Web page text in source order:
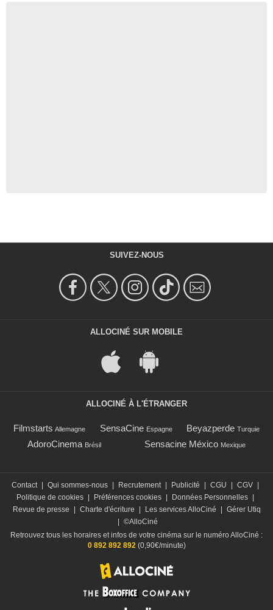
SUIVEZ-NOUS
ALLOCINÉ SUR MOBILE
ALLOCINÉ À L'ÉTRANGER
Filmstarts Allemagne SensaCine Espagne Beyazperde Turquie
AdoroCinema Brésil Sensacine México Mexique
Contact Qui sommes-nous Recrutement Publicité CGU CGV
Politique de cookies
Préférences cookies Données Personnelles
Revue de presse
Charte d'écriture Les services AlloCiné
Gérer Utiq
©AlloCiné
Retrouvez tous les horaires et infos de votre cinéma sur le numéro AlloCiné :
0 892 892 892(0,90€/minute)